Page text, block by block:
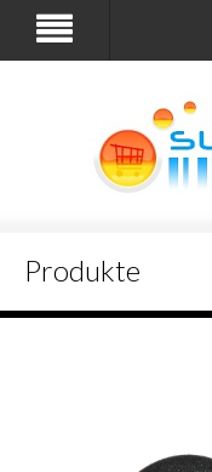
Produkte